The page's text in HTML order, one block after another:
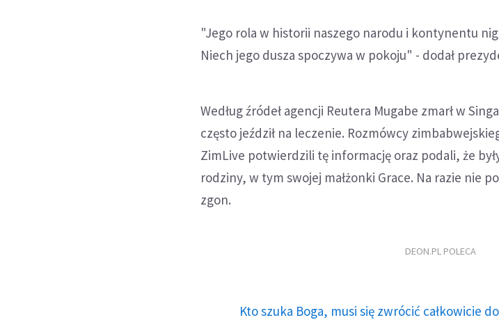
"Jego rola w historii naszego narodu i kontynentu
Niech jego dusza spoczywa w pokoju" - dodał
Według źródeł agencji Reutera Mugabe zmarł w
często jeździł na leczenie. Rozmówcy
ZimLive potwierdzili tę informację oraz podali, że
rodziny, w tym swojej małżonki Grace. Na razie nie
zgon.
DEON.PL POLECA
Kto szuka Boga, musi się zwrócić całkowicie